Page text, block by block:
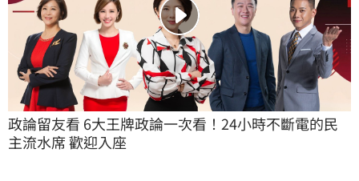
政論留友看 6大王牌政論一次看！24小時不斷電的民
主流水席 歡迎入座